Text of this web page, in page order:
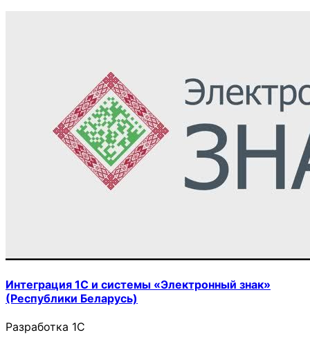
Интеграция 1С и системы «Электронный знак»
(Республики Беларусь)
Разработка 1C